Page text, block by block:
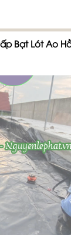
Bạt Lót Ao